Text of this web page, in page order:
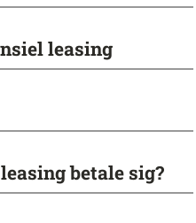
leasing
betale sig?